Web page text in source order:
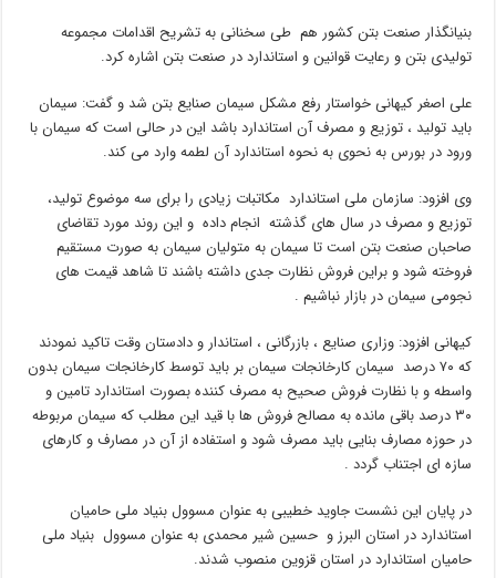
بنیانگذار صنعت بتن کشور هم طی سخنانی به تشریح اقدامات مجموعه
تولیدی بتن و رعایت قوانین و استاندارد در صنعت بتن اشاره کرد.
علی اصغر کیهانی خواستار رفع مشکل سیمان صنایع بتن شد و گفت: سیمان
باید تولید ، توزیع و مصرف آن استاندارد باشد این در حالی است که سیمان با
ورود در بورس به نحوی به نحوه استاندارد آن لطمه وارد می کند.
وی افزود: سازمان ملی استاندارد مکاتبات زیادی را برای سه موضوع تولید،
توزیع و مصرف در سال های گذشته انجام داده و این روند مورد تقاضای
صاحبان صنعت بتن است تا سیمان به متولیان سیمان به صورت مستقیم
فروخته شود و براین فروش نظارت جدی داشته باشند تا شاهد قیمت های
نجومی سیمان در بازار نباشیم .
کیهانی افزود: وزاری صنایع ، بازرگانی ، استاندار و دادستان وقت تاکید نمودند
که ۷۰ درصد سیمان کارخانجات سیمان بر باید توسط کارخانجات سیمان بدون
واسطه و با نظارت فروش صحیح به مصرف کننده بصورت استاندارد تامین و
۳۰ درصد باقی مانده به مصالح فروش ها با قید این مطلب که سیمان مربوطه
در حوزه مصارف بنایی باید مصرف شود و استفاده از آن در مصارف و کارهای
سازه ای اجتناب گردد .
در پایان این نشست جاوید خطیبی به عنوان مسوول بنیاد ملی حامیان
استاندارد در استان البرز و حسین شیر محمدی به عنوان مسوول بنیاد ملی
حامیان استاندارد در استان قزوین منصوب شدند.